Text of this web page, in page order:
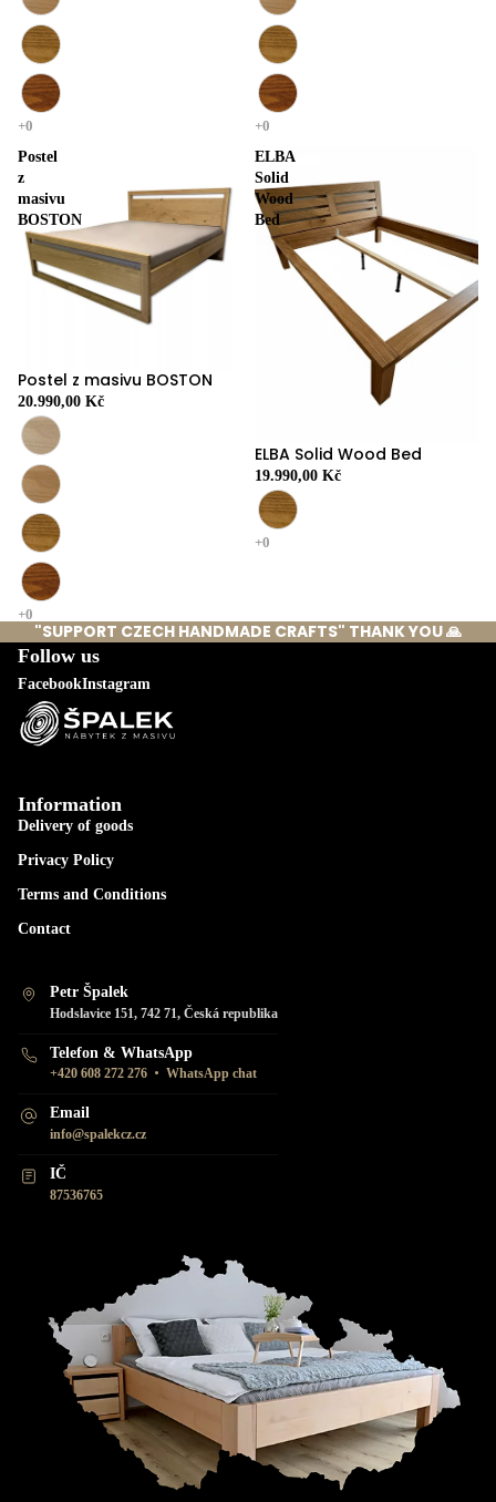
Postel
z
masivu
BOSTON
Postel z masivu BOSTON
20.990,00 Kč
ELBA
Solid
Wood
Bed
ELBA Solid Wood Bed
19.990,00 Kč
"SUPPORT CZECH HANDMADE CRAFTS" THANK YOU 🙏
Follow us
FacebookInstagram
Information
Delivery of goods
Privacy Policy
Terms and Conditions
Contact
Petr Špalek
Hodslavice 151, 742 71, Česká republika
Telefon & WhatsApp
+420 608 272 276 • WhatsApp chat
Email
info@spalekcz.cz
IČ
87536765